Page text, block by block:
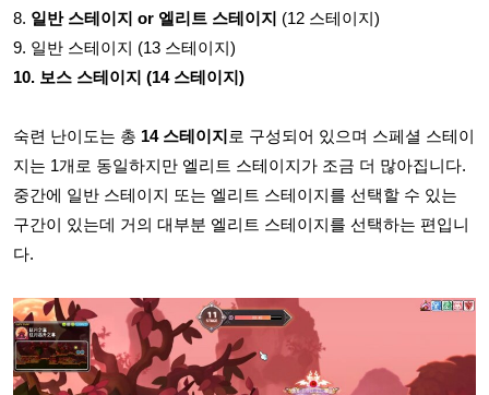
8. 일반 스테이지 or 엘리트 스테이지 (12 스테이지)
9. 일반 스테이지 (13 스테이지)
10. 보스 스테이지 (14 스테이지)
숙련 난이도는 총 14 스테이지 로 구성되어 있으며 스페셜 스테이
지는 1개로 동일하지만 엘리트 스테이지가 조금 더 많아집니다.
중간에 일반 스테이지 또는 엘리트 스테이지를 선택할 수 있는
구간이 있는데 거의 대부분 엘리트 스테이지를 선택하는 편입니
다.